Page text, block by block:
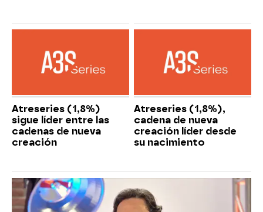
Atreseries (1,8%)
sigue líder entre las
cadenas de nueva
creación
Atreseries (1,8%),
cadena de nueva
creación líder desde
su nacimiento